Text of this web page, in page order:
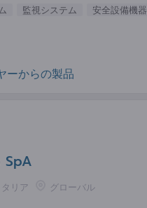
監視システム
安全設備機器
ーからの製品
SpA
タリア グローバル